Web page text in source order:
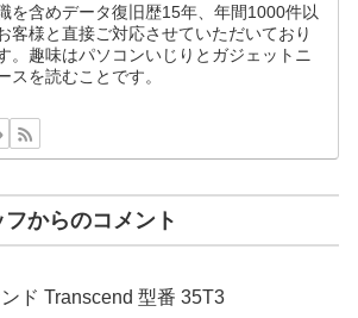
を含めデータ復旧歴15年、年間1000件以
客様と直接ご対応させていただいており
。趣味はパソコンいじりとガジェットニ
スを読むことです。
からのコメント
ド Transcend 型番 35T3